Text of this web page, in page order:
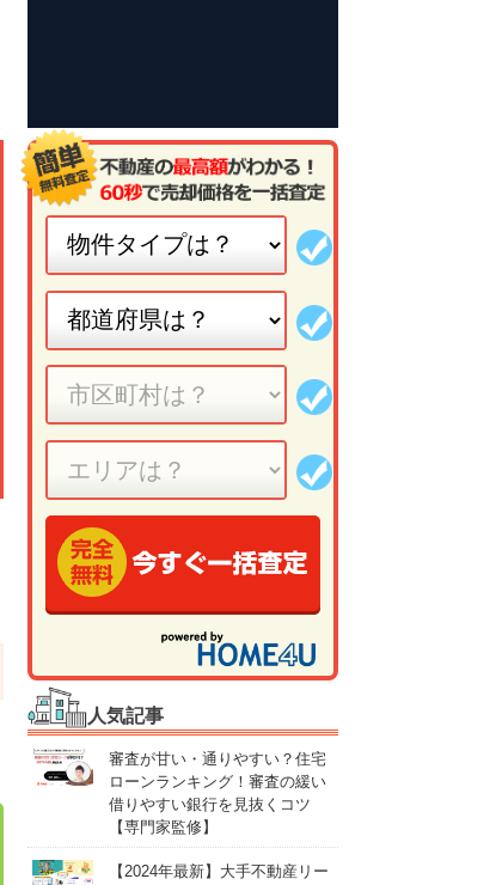
人気記事
審査が甘い・通りやすい？住宅
ローンランキング！審査の緩い
借りやすい銀行を見抜くコツ
【専門家監修】
【2024年最新】大手不動産リー